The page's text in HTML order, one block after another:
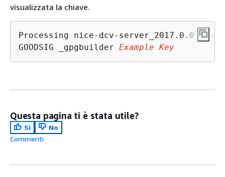
visualizzata la chiave.
Processing nice-dcv-server_2017.0.0-
GOODSIG _gpgbuilder Example Key
Questa pagina ti è stata utile?
Sì
No
Commenti